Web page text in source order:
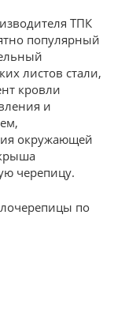
ТПК
популярный
листов стали,
кровли
и
окружающей
черепицу.
по